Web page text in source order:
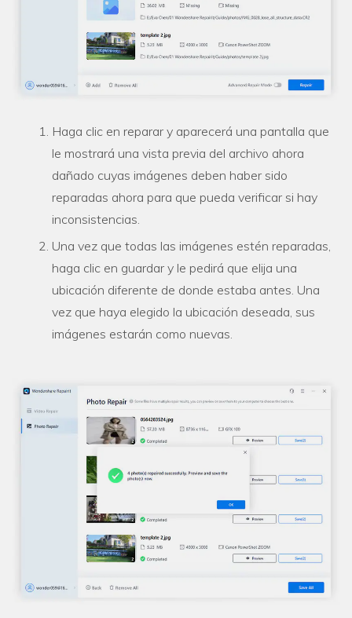
Haga clic en reparar y aparecerá una pantalla que
le mostrará una vista previa del archivo ahora
dañado cuyas imágenes deben haber sido
reparadas ahora para que pueda verificar si hay
inconsistencias.
Una vez que todas las imágenes estén reparadas,
haga clic en guardar y le pedirá que elija una
ubicación diferente de donde estaba antes. Una
vez que haya elegido la ubicación deseada, sus
imágenes estarán como nuevas.